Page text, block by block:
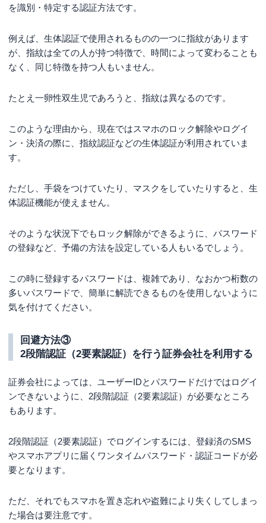
を識別・特定する認証方法です。
例えば、生体認証で使用されるものの一つに指紋があります
が、指紋は全ての人が持つ特徴で、時間によって変わることも
なく、同じ特徴を持つ人もいません。
たとえ一卵性双生児であろうと、指紋は異なるのです。
このような理由から、現在ではスマホのロック解除やログイ
ン・決済の際に、指紋認証などの生体認証が利用されていま
す。
ただし、手袋をつけていたり、マスクをしていたりすると、生
体認証機能が使えません。
そのような状況下でもロック解除ができるように、パスワード
の登録など、予備の方法を設定している人もいるでしょう。
この時に登録するパスワードは、複雑であり、なおかつ桁数の
多いパスワードで、簡単に解読できるものを使用しないように
気を付けてください。
回避方法③
2段階認証（2要素認証）を行う証券会社を利用する
証券会社によっては、ユーザーIDとパスワードだけではログイ
ンできないように、2段階認証（2要素認証）が必要なところ
もあります。
2段階認証（2要素認証）でログインするには、登録済のSMS
やスマホアプリに届くワンタイムパスワード・認証コードが必
要となります。
ただ、それでもスマホを置き忘れや盗難により失くしてしまっ
た場合は要注意です。